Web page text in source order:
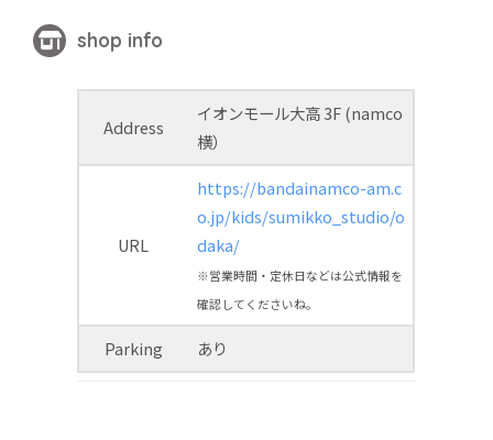
shop info
Address
イオンモール大高 3F (namco
横）
URL
https://bandainamco-am.c
o.jp/kids/sumikko_studio/o
daka/
※営業時間・定休日などは公式情報を
確認してくださいね。
Parking あり